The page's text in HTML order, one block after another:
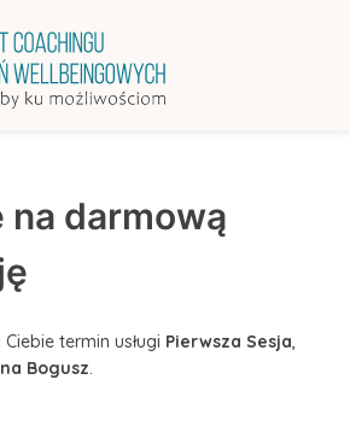
na darmową
termin usługi Pierwsza Sesja,
Bogusz.